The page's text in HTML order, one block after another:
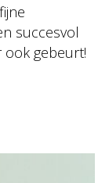
succesvol
ook gebeurt!